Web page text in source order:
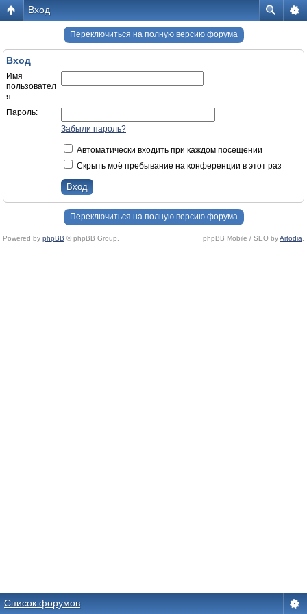
Вход
Переключиться на полную версию форума
Вход
Имя
пользовател
я:
Пароль:
Забыли пароль?
Автоматически входить при каждом посещении
Скрыть моё пребывание на конференции в этот раз
Переключиться на полную версию форума
Powered by phpBB © phpBB Group. phpBB Mobile / SEO byArtodia
Список форумов